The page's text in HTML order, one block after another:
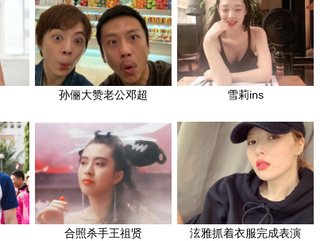
孙俪大赞老公邓超 雪莉ins
合照杀手王祖贤 泫雅抓着衣服完成表演